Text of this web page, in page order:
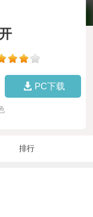
PC下载
排行